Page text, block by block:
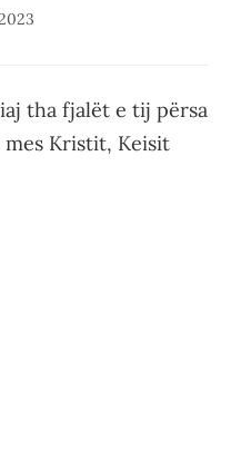
tha fjalët e tij përsa
Kristit, Keisit